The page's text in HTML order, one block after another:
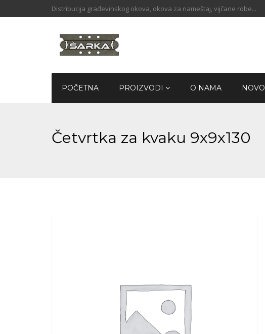
Distribucija građevinskog okova, okova za nameštaj, vijčane robe...
POČETNA PROIZVODI O NAMA NOVO
Četvrtka za kvaku 9x9x130